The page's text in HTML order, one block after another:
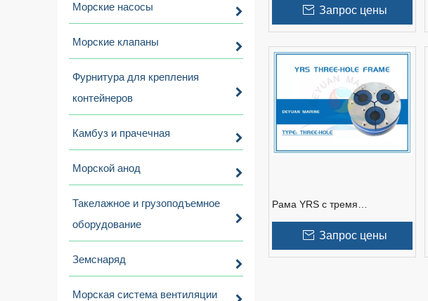
Морские насосы
Морские клапаны
Фурнитура для крепления
контейнеров
Камбуз и прачечная
Морской анод
Такелажное и грузоподъемное
оборудование
Земснаряд
Морская система вентиляции
Запрос цены
Рама YRS с тремя
Запрос цены